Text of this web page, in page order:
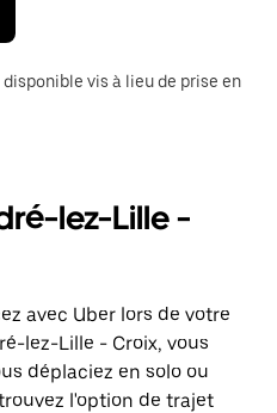
vis à lieu de prise en
lez-Lille -
avec Uber lors de votre
lez-Lille - Croix, vous
déplaciez en solo ou
l'option de trajet